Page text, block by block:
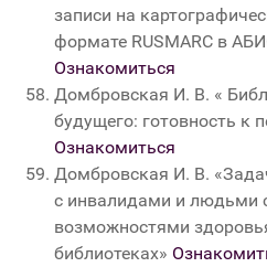
записи на
формате RUSMARC в
Ознакомиться
Домбровская И. В. «
будущего: готовность к
Ознакомиться
Домбровская И. В.
с инвалидами и людьми
возможностями
библиотеках»